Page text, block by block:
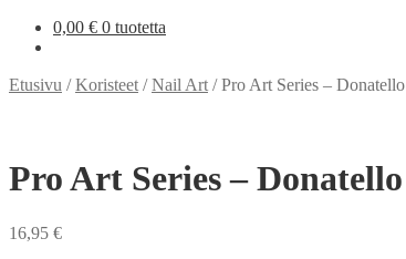
0,00 € 0 tuotetta
Etusivu /Koristeet /Nail Art /Pro Art Series – Donatello
Pro Art Series – Donatello
16,95 €